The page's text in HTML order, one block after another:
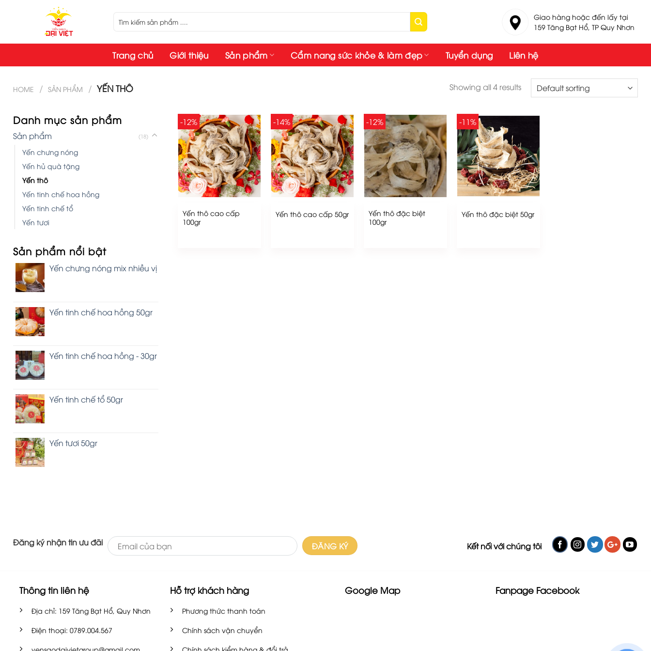
Giao hàng hoặc đến lấy tại
159 Tăng Bạt Hổ, TP Quy Nhơn
Trang chủ Giới thiệu Sản phẩm Cẩm nang sức khỏe & làm đẹp Tuyển dụng Liên hệ
HOME / SẢN PHẨM / YẾN THÔ Showing all 4 results
Danh mục sản phẩm
Sản phẩm (18)
Yến chưng nóng
Yến hủ quà tặng
Yến thô
Yến tinh chế hoa hồng
Yến tinh chế tổ
Yến tươi
Sản phẩm nổi bật
Yến chưng nóng mix nhiều vị
Yến tinh chế hoa hồng 50gr
Yến tinh chế hoa hồng - 30gr
Yến tinh chế tổ 50gr
Yến tươi 50gr
-12%
Yến thô cao cấp
100gr
-14%
Yến thô cao cấp 50gr
-12%
Yến thô đặc biệt
100gr
-11%
Yến thô đặc biệt 50gr
Đăng ký nhận tin ưu đãi Kết nối với chúng tôi
Thông tin liên hệ
Địa chỉ: 159 Tăng Bạt Hổ, Quy Nhơn
Điện thoại: 0789.004.567
Hỗ trợ khách hàng
Phương thức thanh toán
Chính sách vận chuyển
Google Map Fanpage Facebook